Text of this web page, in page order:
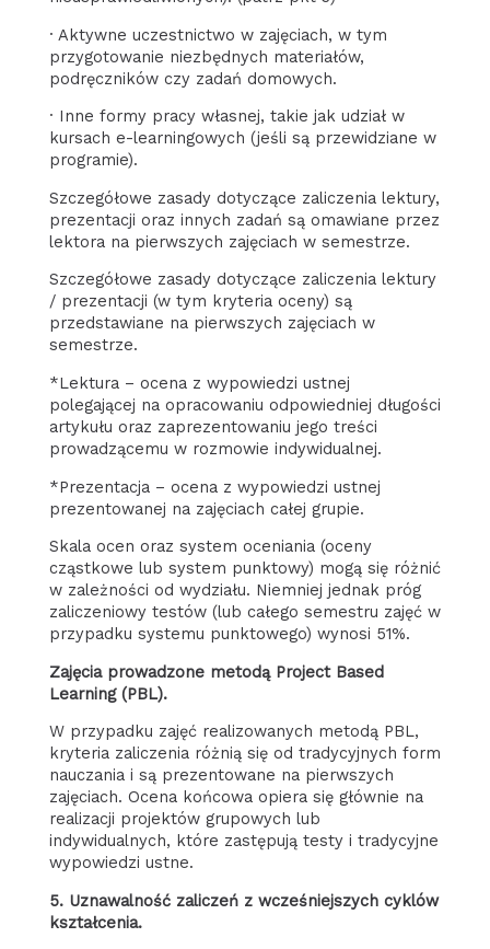
· Aktywne uczestnictwo w zajęciach, w tym
przygotowanie niezbędnych materiałów,
podręczników czy zadań domowych.
· Inne formy pracy własnej, takie jak udział w
kursach e-learningowych (jeśli są przewidziane w
programie).
Szczegółowe zasady dotyczące zaliczenia lektury,
prezentacji oraz innych zadań są omawiane przez
lektora na pierwszych zajęciach w semestrze.
Szczegółowe zasady dotyczące zaliczenia lektury
/ prezentacji (w tym kryteria oceny) są
przedstawiane na pierwszych zajęciach w
semestrze.
*Lektura – ocena z wypowiedzi ustnej
polegającej na opracowaniu odpowiedniej długości
artykułu oraz zaprezentowaniu jego treści
prowadzącemu w rozmowie indywidualnej.
*Prezentacja – ocena z wypowiedzi ustnej
prezentowanej na zajęciach całej grupie.
Skala ocen oraz system oceniania (oceny
cząstkowe lub system punktowy) mogą się różnić
w zależności od wydziału. Niemniej jednak próg
zaliczeniowy testów (lub całego semestru zajęć w
przypadku systemu punktowego) wynosi 51%.
Zajęcia prowadzone metodą Project Based
Learning (PBL).
W przypadku zajęć realizowanych metodą PBL,
kryteria zaliczenia różnią się od tradycyjnych form
nauczania i są prezentowane na pierwszych
zajęciach. Ocena końcowa opiera się głównie na
realizacji projektów grupowych lub
indywidualnych, które zastępują testy i tradycyjne
wypowiedzi ustne.
5. Uznawalność zaliczeń z wcześniejszych cyklów
kształcenia.